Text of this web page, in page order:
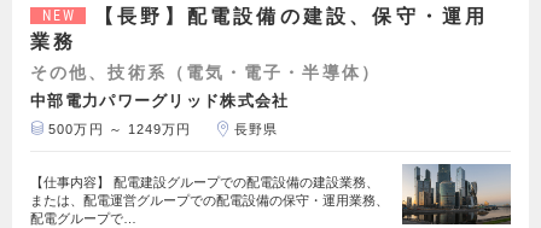
NEW
【長野】配電設備の建設、保守・運用
業務
その他、技術系（電気・電子・半導体）
中部電力パワーグリッド株式会社
500万円 ～ 1249万円 長野県
【仕事内容】 配電建設グループでの配電設備の建設業務、
または、配電運営グループでの配電設備の保守・運用業務、
配電グループで…